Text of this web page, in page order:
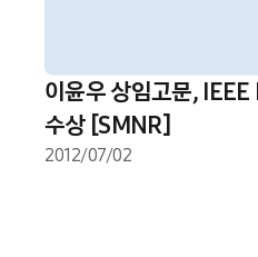
이윤우 상임고문,
수상 [SMNR]
2012/07/02